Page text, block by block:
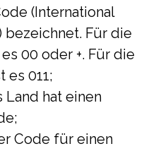
(International
bezeichnet. Für die
00 oder +. Für die
es 011;
Land hat einen
Code für einen